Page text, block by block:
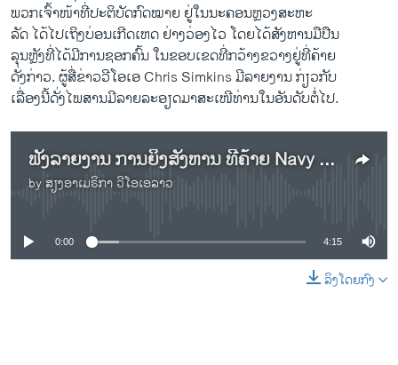
ພາສາຕ່າງໆ
ພວກເຈົ້າໜ້າທີ່ປະຕິບັດກົດໝາຍ ຢູ່ໃນນະຄອນຫຼວງສະຫະ
ລັດ ໄດ້ໄປເຖິງບ່ອນເກີດເຫດ ຢ່າງວ່ອງໄວ ໂດຍໄດ້ສັງຫານມືປືນ
ລຸນຫຼັງທີ່ໄດ້ມີການຊອກຄົ້ນ ໃນຂອບເຂດທີ່ກວ້າງຂວາງຢູ່ທີ່ຄ້າຍ
ດັ່ງກ່າວ. ຜູ້ສື່ຂ່າວວີໂອເອ Chris Simkins ມີລາຍງານ ກ່ຽວກັບ
ເລື່ອງນີ້ດັ່ງໄພສານມີລາຍລະອຽດມາສະເໜີທ່ານໃນອັນດັບຕໍ່ໄປ.
ຟັງລາຍງານ ການຍິງສັງຫານ ທີ່ຄ້າຍ Navy Yard
by ສຽງອາເມຣິກາ ວີໂອເອລາວ
No media source currently available
0:00 4:15
ລິງໂດຍກົງ